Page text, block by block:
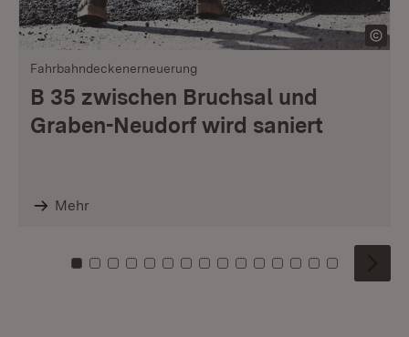
Fahrbahndeckenerneuerung
B 35 zwischen Bruchsal und
Graben-Neudorf wird saniert
Mehr
Zu Kachel: 0
Zu Kachel: 1
Zu Kachel: 2
Zu Kachel: 3
Zu Kachel: 4
Zu Kachel: 5
Zu Kachel: 6
Zu Kachel: 7
Zu Kachel: 8
Zu Kachel: 9
Zu Kachel: 10
Zu Kachel: 11
Zu Kachel: 12
Zu Kachel:
Zu